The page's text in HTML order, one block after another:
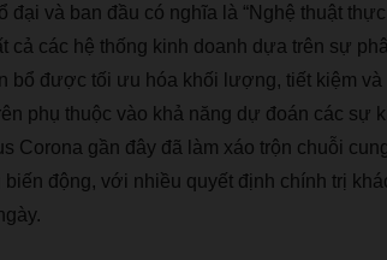
ổ đại và ban đầu có nghĩa l à “Nghệ thuật thự
t cả các hệ thống kinh doanh d ựa trên sự phâ
n bổ được tối ưu hóa khối l ượng, tiết kiệm và
ên phụ thuộc vào khả năng d ự đoán các sự ki
Corona gần đây đã àm xáo trộn chuỗi
biến động, với nhiều quyết định chính trị khá
ày.